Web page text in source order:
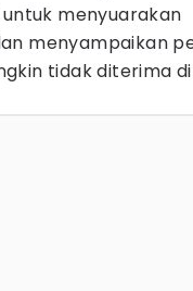
menyuarakan
menyampaikan
tidak diterima